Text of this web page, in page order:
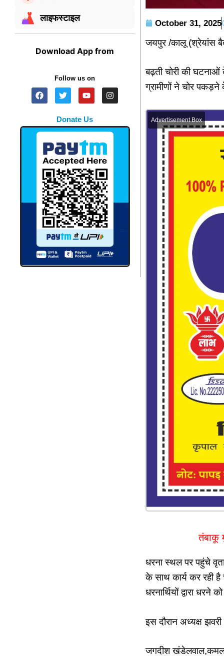
लाइफस्टाइल
Download App from
Follow us on
Donate Us
October 31, 2025
जयपुर /कालू (श्रेयांस
बढ़ती चोरी की
ग्रामीणों ने चोर पकड़ने
Advertisement Box
तंबाकू
धरना स्थल पर पहुंचे
के साथ कार्य कर रही
धरनार्थियों द्वारा
इस दौरान अध्यक्ष
जगदीश खंडेलवाल,कमल